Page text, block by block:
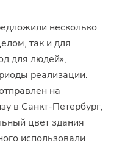
несколько
так и для
для людей»,
реализации.
на
в Санкт-Петербург,
цвет здания
использовали